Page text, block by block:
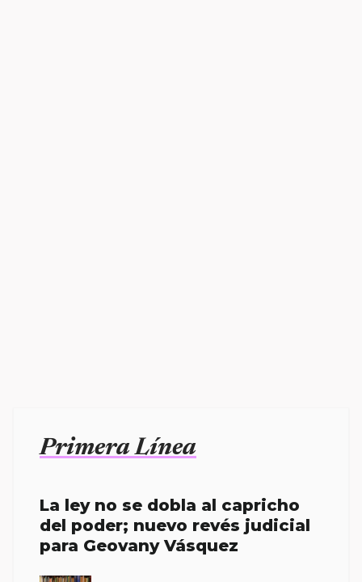
Primera Línea
La ley no se dobla al capricho
del poder; nuevo revés judicial
para Geovany Vásquez